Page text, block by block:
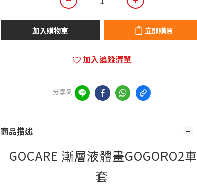
加入購物車 立即購買
加入追蹤清單
分享到
商品描述
GOCARE 漸層液體畫GOGORO2車
套